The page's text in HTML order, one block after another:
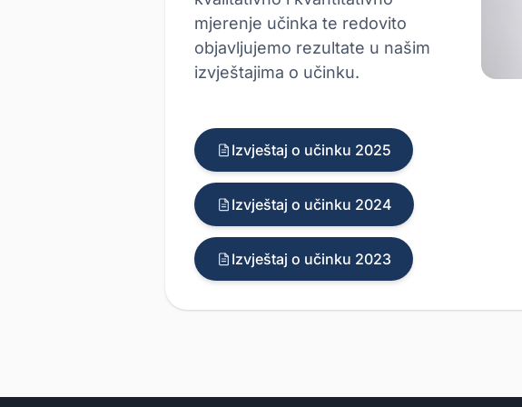
mjerenje učinka te redovito
objavljujemo rezultate u našim
izvještajima o učinku.
Izvještaj o učinku 2025
Izvještaj o učinku 2024
Izvještaj o učinku 2023